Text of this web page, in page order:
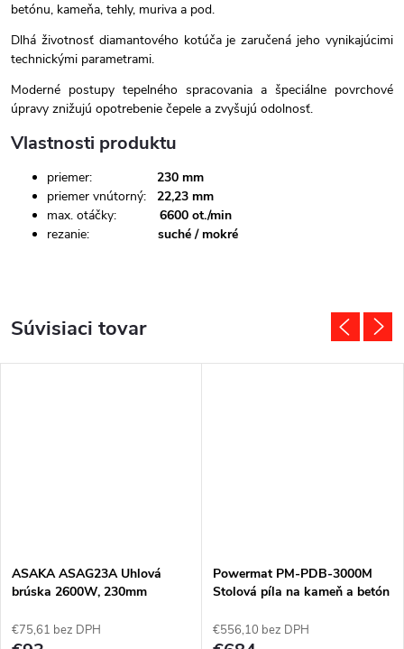
betónu, kameňa, tehly, muriva a pod.
Dlhá životnosť diamantového kotúča je zaručená jeho vynikajúcimi
technickými parametrami.
Moderné postupy tepelného spracovania a špeciálne povrchové
úpravy znižujú opotrebenie čepele a zvyšujú odolnosť.
Vlastnosti produktu
priemer: 230 mm
priemer vnútorný: 22,23 mm
max. otáčky: 6600 ot./min
rezanie: suché / mokré
Súvisiaci tovar
ASAKA ASAG23A Uhlová
brúska 2600W, 230mm
€75,61 bez DPH
Powermat PM-PDB-3000M
Stolová píla na kameň a betón
€556,10 bez DPH